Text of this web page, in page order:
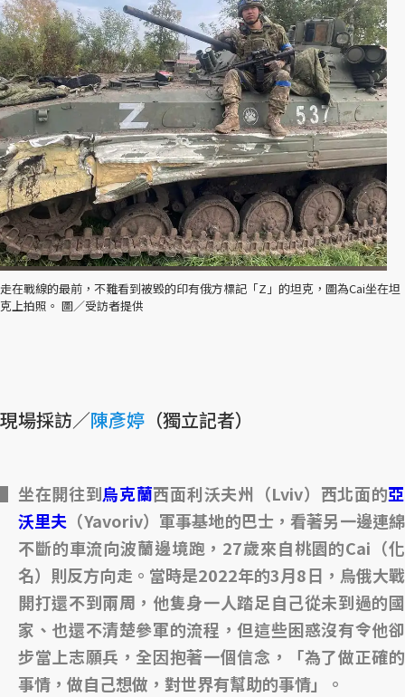
走在戰線的最前，不難看到被毀的印有俄方標記「Z」的坦克，圖為Cai坐在坦
克上拍照。 圖／受訪者提供
現場採訪／陳彥婷 （獨立記者）
坐在開往到烏克蘭西面利沃夫州（Lviv）西北面的亞
沃里夫 （Yavoriv）軍事基地的巴士，看著另一邊連綿
不斷的車流向波蘭邊境跑，27歲來自桃園的Cai（化
名）則反方向走。當時是2022年的3月8日，烏俄大戰
開打還不到兩周，他隻身一人踏足自己從未到過的國
家、也還不清楚參軍的流程，但這些困惑沒有令他卻
步當上志願兵，全因抱著一個信念，「為了做正確的
事情，做自己想做，對世界有幫助的事情」。